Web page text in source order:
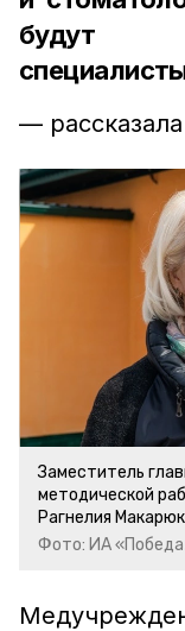
будут
—
Заместитель
методической
Рагнелия Макарюк
Фото: ИА